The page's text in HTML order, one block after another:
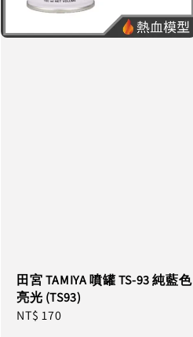
田宮 TAMIYA 噴罐 TS-93 純藍色
亮光 (TS93)
Regular
NT$ 170